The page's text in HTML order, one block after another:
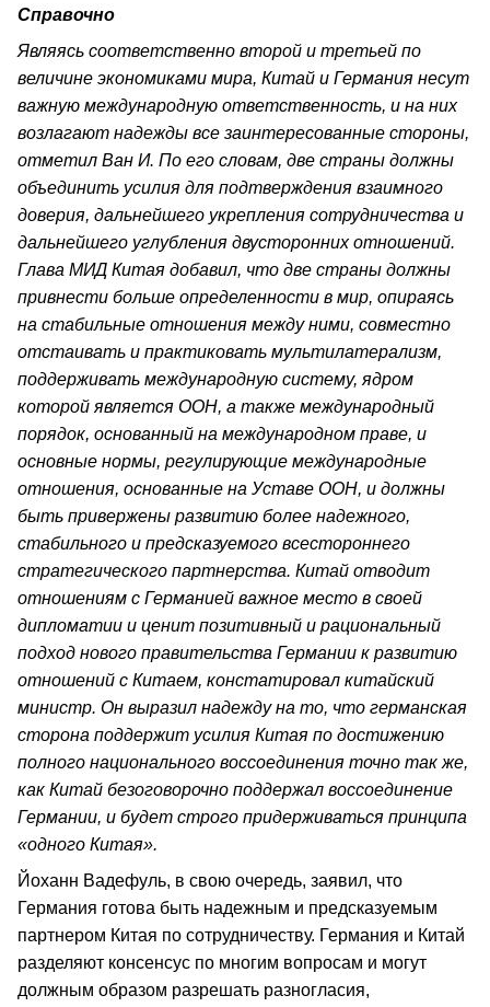
Справочно
Являясь соответственно второй и третьей по
величине экономиками мира, Китай и Германия несут
важную международную ответственность, и на них
возлагают надежды все заинтересованные стороны,
отметил Ван И. По его словам, две страны должны
объединить усилия для подтверждения взаимного
доверия, дальнейшего укрепления сотрудничества и
дальнейшего углубления двусторонних отношений.
Глава МИД Китая добавил, что две страны должны
привнести больше определенности в мир, опираясь
на стабильные отношения между ними, совместно
отстаивать и практиковать мультилатерализм,
поддерживать международную систему, ядром
которой является ООН, а также международный
порядок, основанный на международном праве, и
основные нормы, регулирующие международные
отношения, основанные на Уставе ООН, и должны
быть привержены развитию более надежного,
стабильного и предсказуемого всестороннего
стратегического партнерства. Китай отводит
отношениям с Германией важное место в своей
дипломатии и ценит позитивный и рациональный
подход нового правительства Германии к развитию
отношений с Китаем, констатировал китайский
министр. Он выразил надежду на то, что германская
сторона поддержит усилия Китая по достижению
полного национального воссоединения точно так же,
как Китай безоговорочно поддержал воссоединение
Германии, и будет строго придерживаться принципа
«одного Китая».
Йоханн Вадефуль, в свою очередь, заявил, что
Германия готова быть надежным и предсказуемым
партнером Китая по сотрудничеству. Германия и Китай
разделяют консенсус по многим вопросам и могут
должным образом разрешать разногласия,